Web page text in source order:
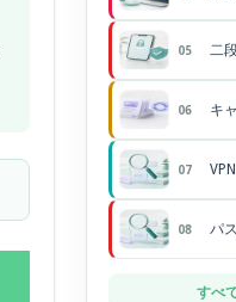
05 二
06 キ
07 VPN
08 パ
すべ